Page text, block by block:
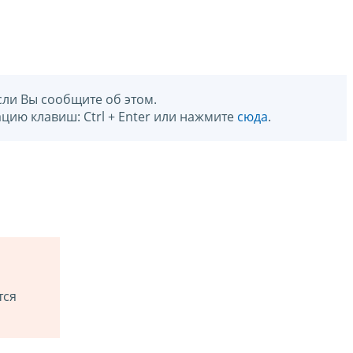
Вы сообщите об этом.
клавиш: Ctrl + Enter или нажмите сюда.